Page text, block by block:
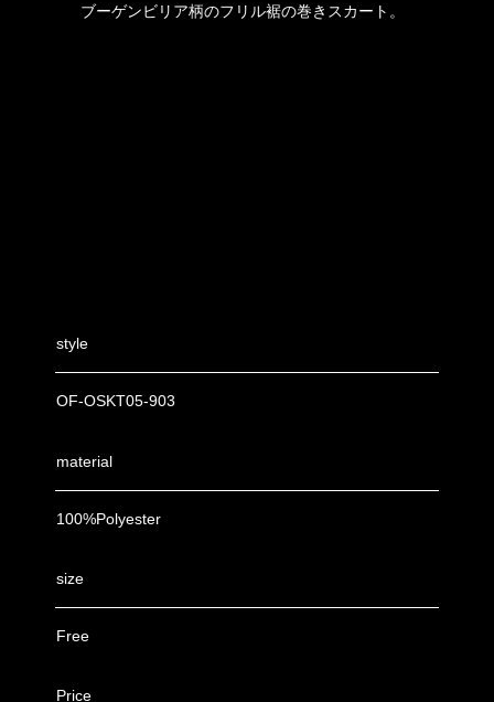
ブーゲンビリア柄のフリル裾の巻きスカート。
style
OF-OSKT05-903
material
100%Polyester
size
Free
Price